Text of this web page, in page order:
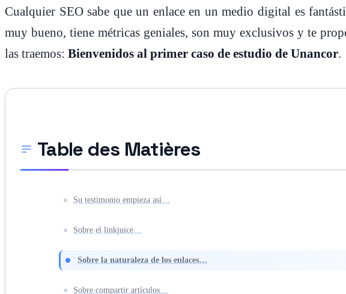
Cualquier SEO sabe que un enlace en un medio digital es
muy bueno, tiene métricas geniales, son muy exclusivos y te
las traemos: Bienvenidos al primer caso de estudio de Unancor.
Table des Matières
Su testimonio empieza así…
Sobre el linkjuice…
Sobre la naturaleza de los enlaces…
Sobre compartir artículos…